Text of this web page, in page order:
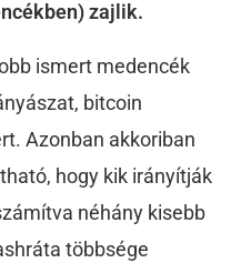
zajlik.
ismert medencék
bitcoin
Azonban akkoriban
hogy kik irányítják
néhány kisebb
többsége